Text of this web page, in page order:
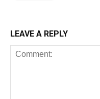
LEAVE A REPLY